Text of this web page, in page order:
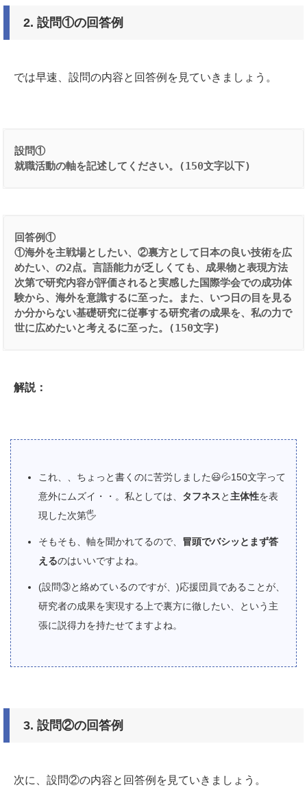
2. 設問①の回答例
では早速、設問の内容と回答例を見ていきましょう。
設問①
就職活動の軸を記述してください。(150文字以下)
回答例①
①海外を主戦場としたい、②裏方として日本の良い技術を広
めたい、の2点。言語能力が乏しくても、成果物と表現方法
次第で研究内容が評価されると実感した国際学会での成功体
験から、海外を意識するに至った。また、いつ日の目を見る
か分からない基礎研究に従事する研究者の成果を、私の力で
世に広めたいと考えるに至った。(150文字)
解説：
これ、、ちょっと書くのに苦労しました😃💦150文字って
意外にムズイ・・。私としては、 タフネスと 主体性を表
現した次第🖐
そもそも、軸を聞かれてるので、 冒頭でバシッとまず答
えるのはいいですよね。
(設問③と絡めているのですが、)応援団員であることが、
研究者の成果を実現する上で裏方に徹したい、という主
張に説得力を持たせてますよね。
3. 設問②の回答例
次に、設問②の内容と回答例を見ていきましょう。